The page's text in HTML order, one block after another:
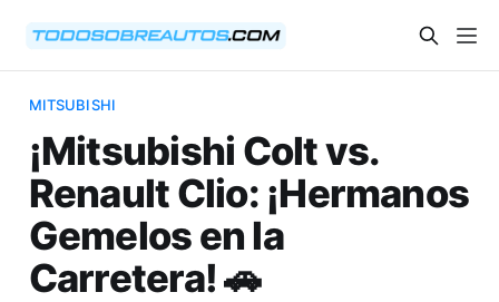
MITSUBISHI
¡Mitsubishi Colt vs.
Renault Clio: ¡Hermanos
Gemelos en la
Carretera! 🚗